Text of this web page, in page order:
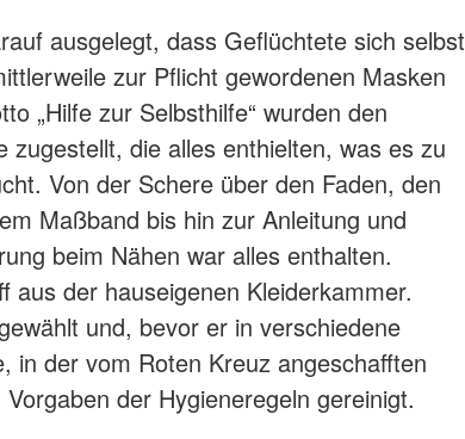
ausgelegt, dass Geflüchtete sich selbst
zur Pflicht gewordenen Masken
„Hilfe zur Selbsthilfe“ wurden den
zugestellt, die alles enthielten, was es zu
Von der Schere über den Faden, den
Maßband bis hin zur Anleitung und
beim Nähen war alles enthalten.
aus der hauseigenen Kleiderkammer.
und, bevor er in verschiedene
in der vom Roten Kreuz angeschafften
der Hygieneregeln gereinigt.